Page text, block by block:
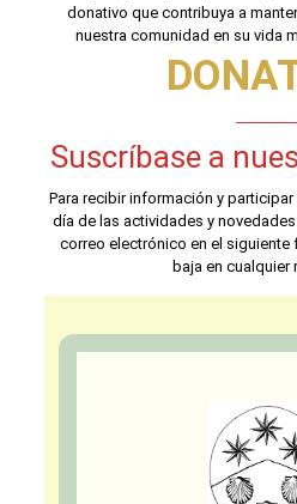
donativo que contribuya a
nuestra comunidad en su vida
Suscríbase a
Para recibir información y
día de las actividades y
correo electrónico en el siguiente
baja en cualquier